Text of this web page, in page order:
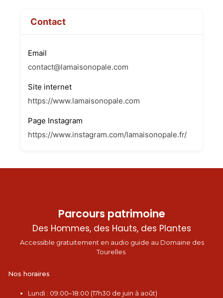
Contact
Email
contact@lamaisonopale.com
Site internet
https://www.lamaisonopale.com
Page Instagram
https://www.instagram.com/lamaisonopale.fr/
Parcours patrimoine
Des Hommes, des Hauts, des Plantes
Accessible gratuitement en audio guide au Domaine des
Tourelles
Nos horaires
Lundi : 09:00–18:00 (17h30 de juin à août)